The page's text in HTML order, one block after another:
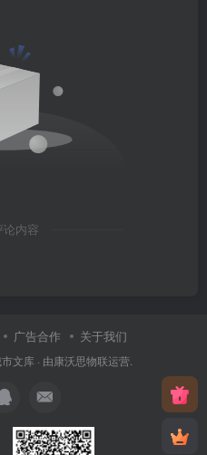
论内容
广告合作 关于我们
文库 · 由康沃思物联运营.